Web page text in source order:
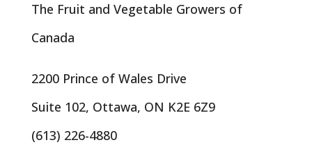
The Fruit and Vegetable Growers of
Canada
2200 Prince of Wales Drive
Suite 102, Ottawa, ON K2E 6Z9
(613) 226-4880